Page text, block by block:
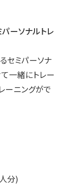
パーソナルトレ
セミパーソナ
一緒にトレー
ーニングがで
分)